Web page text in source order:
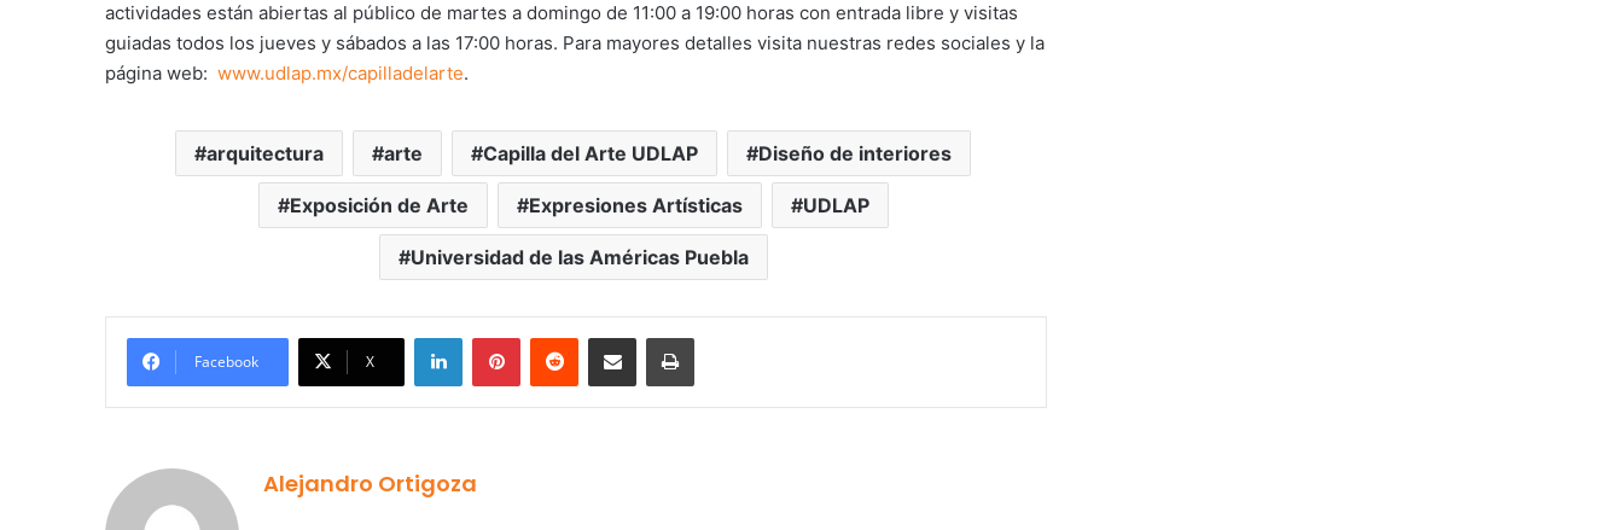
actividades están abiertas al público de martes a domingo de 11:00 a 19:00 horas con entrada libre y visitas
guiadas todos los jueves y sábados a las 17:00 horas. Para mayores detalles visita nuestras redes sociales y la
página web: www.udlap.mx/capilladelarte.
arquitectura arte Capilla del Arte UDLAP Diseño de interiores
Exposición de Arte Expresiones Artísticas UDLAP
Universidad de las Américas Puebla
Facebook X
LinkedInPinterestReddit Share via Email Print
Alejandro Ortigoza